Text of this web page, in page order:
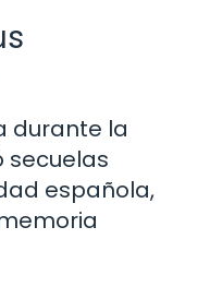
durante la
secuelas
española,